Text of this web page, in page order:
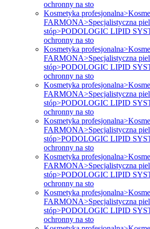
ochronny na sto
Kosmetyka
FARMONA>Specjalistyczna
stóp>PODOLOGIC LIPID
ochronny na sto
Kosmetyka
FARMONA>Specjalistyczna
stóp>PODOLOGIC LIPID
ochronny na sto
Kosmetyka
FARMONA>Specjalistyczna
stóp>PODOLOGIC LIPID
ochronny na sto
Kosmetyka
FARMONA>Specjalistyczna
stóp>PODOLOGIC LIPID
ochronny na sto
Kosmetyka
FARMONA>Specjalistyczna
stóp>PODOLOGIC LIPID
ochronny na sto
Kosmetyka
FARMONA>Specjalistyczna
stóp>PODOLOGIC LIPID
ochronny na sto